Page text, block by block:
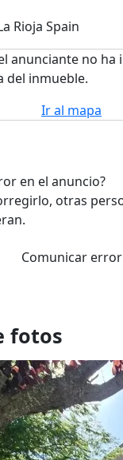
Rioja Spain
anunciante no ha
del inmueble.
Ir al mapa
en el anuncio?
otras
Comunicar error
fotos